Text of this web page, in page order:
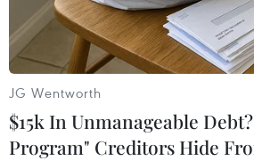
JG Wentworth
$15k In Unmanageable
Program" Creditors Hide